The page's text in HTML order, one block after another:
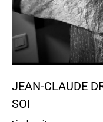
JEAN-CLAUDE
SOI